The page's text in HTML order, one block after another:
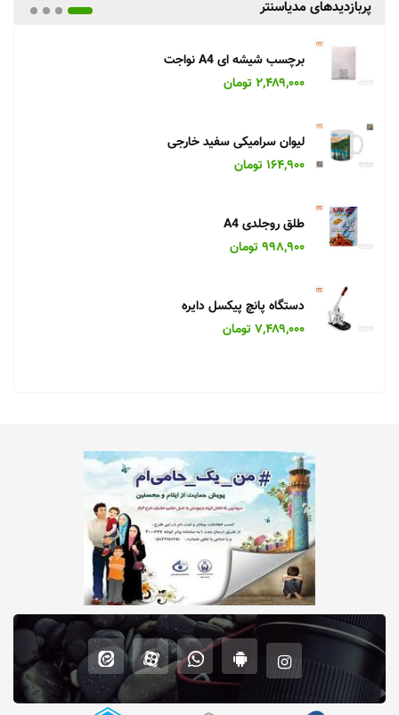
پربازدیدهای مدیاسنتر
برچسب شیشه ای A4 نواجت
۲,۴۸۹,۰۰۰ تومان
لیوان سرامیکی سفید خارجی
۱۶۴,۹۰۰ تومان
طلق روجلدی A4
۹۹۸,۹۰۰ تومان
دستگاه پانچ پیکسل دایره
۷,۴۸۹,۰۰۰ تومان